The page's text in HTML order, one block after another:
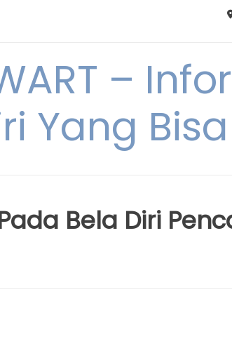
–
Yang
Bela Diri